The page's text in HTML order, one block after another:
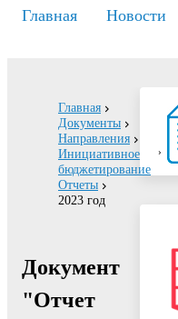
Главная Новости
Главная
Документы
Направления
Инициативное
бюджетирование
Отчеты
2023 год
Документ
"Отчет